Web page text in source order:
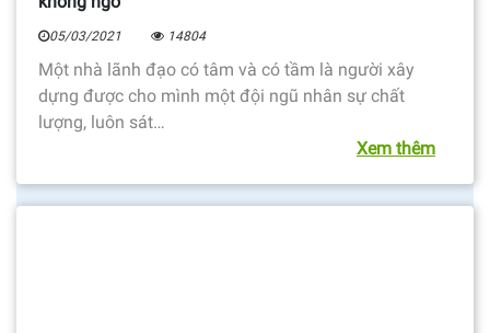
05/03/2021 14804
Một nhà lãnh đạo có tâm và có tầm là người xây
dựng được cho mình một đội ngũ nhân sự chất
lượng, luôn sát…
Xem thêm